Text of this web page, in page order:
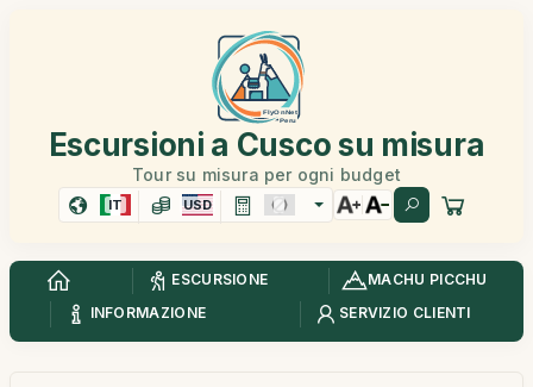
Escursioni a Cusco su misura
Tour su misura per ogni budget
IT USD
ESCURSIONE
MACHU PICCHU
INFORMAZIONE
SERVIZIO CLIENTI